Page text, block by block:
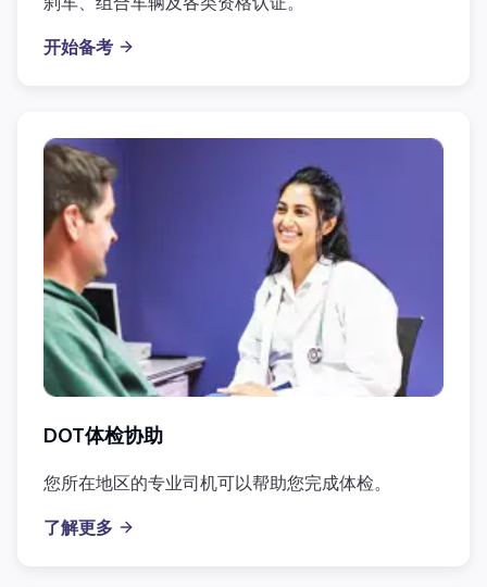
开始备考
DOT体检协助
您所在地区的专业司机可以帮助您完成体检。
了解更多